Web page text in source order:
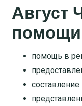
Август
помощи
помощь в